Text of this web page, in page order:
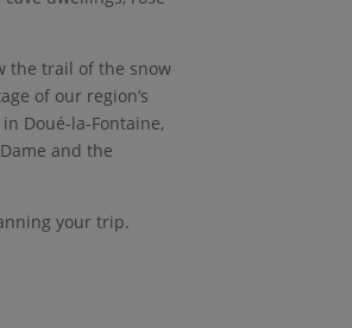
the trail of the snow
of our region’s
Doué-la-Fontaine,
and the
your trip.